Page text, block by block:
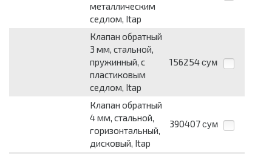
металлическим
седлом, Itap
Клапан обратный
3 мм, стальной,
пружинный, с
пластиковым
седлом, Itap
156254 сум
Клапан обратный
4 мм, стальной,
горизонтальный,
дисковый, Itap
390407 сум